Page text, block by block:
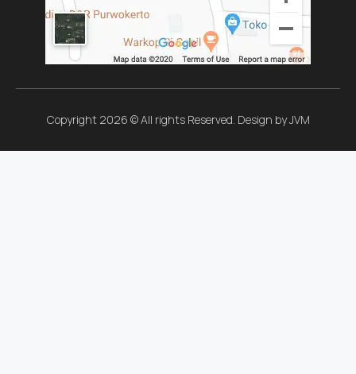
Copyright 2026 © All rights Reserved. Design by JVM